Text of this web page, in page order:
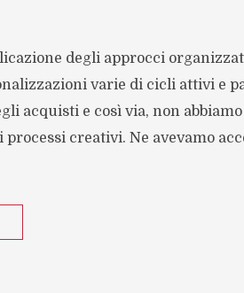
degli approcci
varie di cicli attivi e
acquisti e così via, non
creativi. Ne avevamo